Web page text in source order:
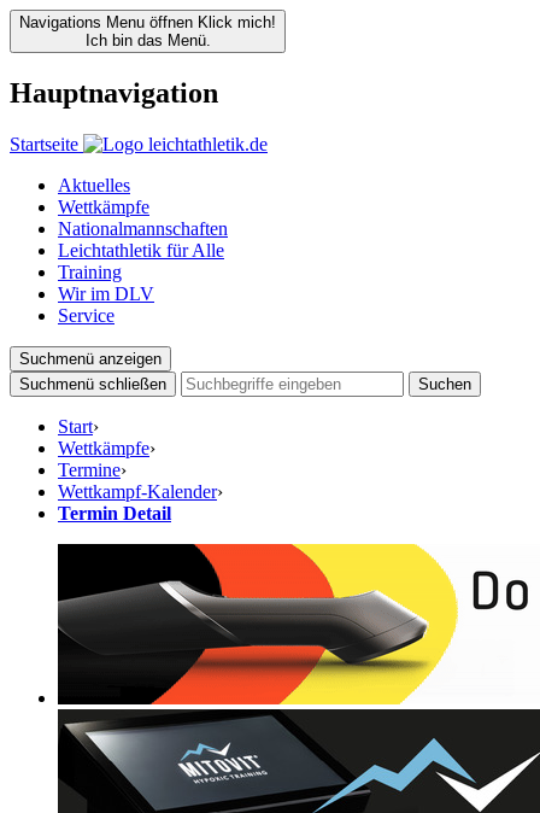
Navigations Menu öffnen Klick mich!
Ich bin das Menü.
Hauptnavigation
Startseite
Aktuelles
Wettkämpfe
Nationalmannschaften
Leichtathletik für Alle
Training
Wir im DLV
Service
Suchmenü anzeigen
Suchmenü schließen
Suchen
Start›
Wettkämpfe›
Termine›
Wettkampf-Kalender›
Termin Detail